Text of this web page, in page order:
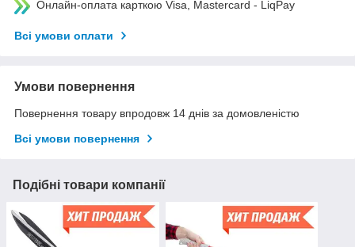
Онлайн-оплата карткою Visa, Mastercard - LiqPay
Всі умови оплати
Умови повернення
Повернення товару впродовж 14 днів за домовленістю
Всі умови повернення
Подібні товари компанії